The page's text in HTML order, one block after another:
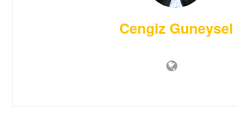
Cengiz Guneysel